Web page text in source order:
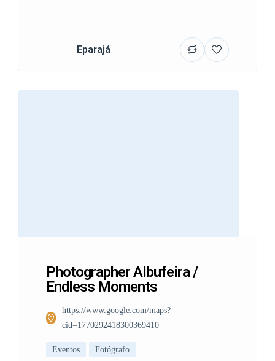
Eparajá
Photographer Albufeira /
Endless Moments
https://www.google.com/maps?
cid=1770292418300369410
Eventos Fotógrafo